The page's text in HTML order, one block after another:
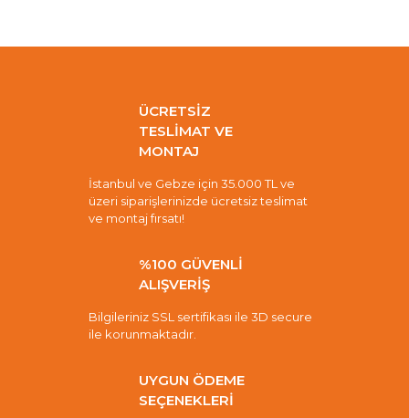
ÜCRETSİZ
TESLİMAT VE
MONTAJ
İstanbul ve Gebze için 35.000 TL ve
üzeri siparişlerinizde ücretsiz teslimat
ve montaj fırsatı!
%100 GÜVENLİ
ALIŞVERİŞ
Bilgileriniz SSL sertifikası ile 3D secure
ile korunmaktadır.
UYGUN ÖDEME
SEÇENEKLERİ